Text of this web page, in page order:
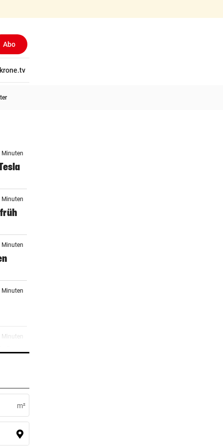
Abo
krone.tv
Minuten
Minuten
Minuten
Minuten
Minuten
Ass
Minuten
m²